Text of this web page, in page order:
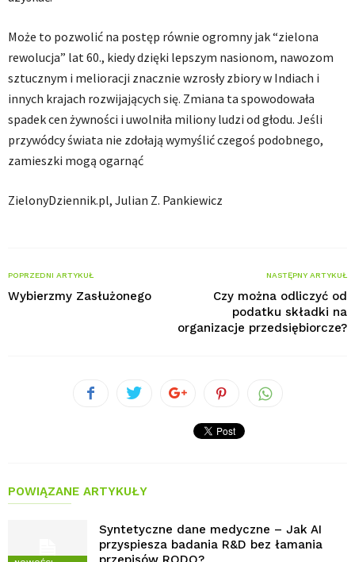
Może to pozwolić na postęp równie ogromny jak “zielona
rewolucja” lat 60., kiedy dzięki lepszym nasionom, nawozom
sztucznym i melioracji znacznie wzrosły zbiory w Indiach i
innych krajach rozwijających się. Zmiana ta spowodowała
spadek cen żywności i uwolniła miliony ludzi od głodu. Jeśli
przywódcy świata nie zdołają wymyślić czegoś podobnego,
zamieszki mogą ogarnąć
ZielonyDziennik.pl, Julian Z. Pankiewicz
POPRZEDNI ARTYKUŁ
Wybierzmy Zasłużonego
NASTĘPNY ARTYKUŁ
Czy można odliczyć od
podatku składki na
organizacje przedsiębiorcze?
POWIĄZANE ARTYKUŁY
Syntetyczne dane medyczne – Jak AI
przyspiesza badania R&D bez łamania